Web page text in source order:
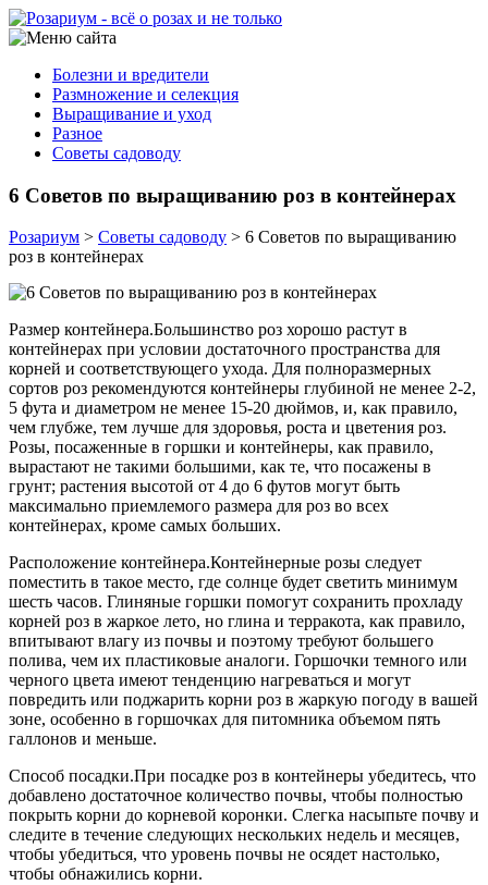
Болезни и вредители
Размножение и селекция
Выращивание и уход
Разное
Советы садоводу
6 Советов по выращиванию роз в контейнерах
Розариум > Советы садоводу > 6 Советов по выращиванию
роз в контейнерах
Размер контейнера.Большинство роз хорошо растут в
контейнерах при условии достаточного пространства для
корней и соответствующего ухода. Для полноразмерных
сортов роз рекомендуются контейнеры глубиной не менее 2-2,
5 фута и диаметром не менее 15-20 дюймов, и, как правило,
чем глубже, тем лучше для здоровья, роста и цветения роз.
Розы, посаженные в горшки и контейнеры, как правило,
вырастают не такими большими, как те, что посажены в
грунт; растения высотой от 4 до 6 футов могут быть
максимально приемлемого размера для роз во всех
контейнерах, кроме самых больших.
Расположение контейнера.Контейнерные розы следует
поместить в такое место, где солнце будет светить минимум
шесть часов. Глиняные горшки помогут сохранить прохладу
корней роз в жаркое лето, но глина и терракота, как правило,
впитывают влагу из почвы и поэтому требуют большего
полива, чем их пластиковые аналоги. Горшочки темного или
черного цвета имеют тенденцию нагреваться и могут
повредить или поджарить корни роз в жаркую погоду в вашей
зоне, особенно в горшочках для питомника объемом пять
галлонов и меньше.
Способ посадки.При посадке роз в контейнеры убедитесь, что
добавлено достаточное количество почвы, чтобы полностью
покрыть корни до корневой коронки. Слегка насыпьте почву и
следите в течение следующих нескольких недель и месяцев,
чтобы убедиться, что уровень почвы не осядет настолько,
чтобы обнажились корни.